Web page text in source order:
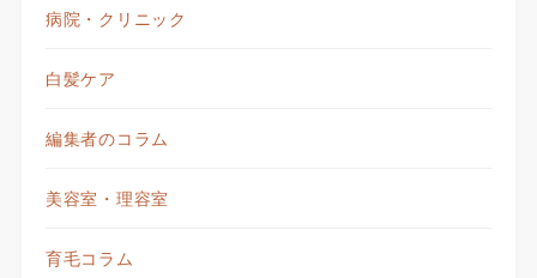
病院・クリニック
白髪ケア
編集者のコラム
美容室・理容室
育毛コラム